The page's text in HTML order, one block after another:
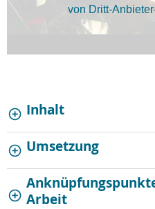
von Dritt-
Inhalt
Umsetzung
Arbeit